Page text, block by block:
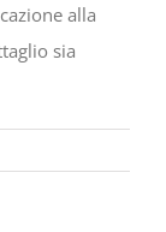
alla
sia